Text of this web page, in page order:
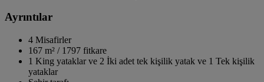
Ayrıntılar
4 Misafirler
167 m² / 1797 fitkare
1 King yataklar ve 2 İki adet tek kişilik yatak ve 1 Tek kişilik
yataklar